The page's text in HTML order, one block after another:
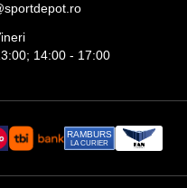
14:00 - 17:00
RAMBURS
LA CURIER